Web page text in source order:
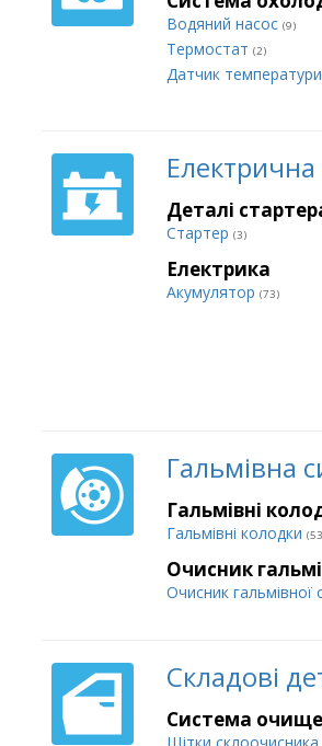
Водяний насос (9)
Термостат (2)
Датчик
Деталі
Стартер (3)
Електрика
Акумулятор (73)
Гальмівна
Гальмівні
Гальмівні колодки
Очисник
Очисник гальмівної
Складові
Система